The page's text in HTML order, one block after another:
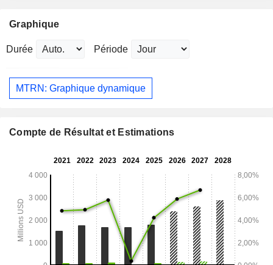
Graphique
Durée Période
MTRN: Graphique dynamique
Compte de Résultat et Estimations